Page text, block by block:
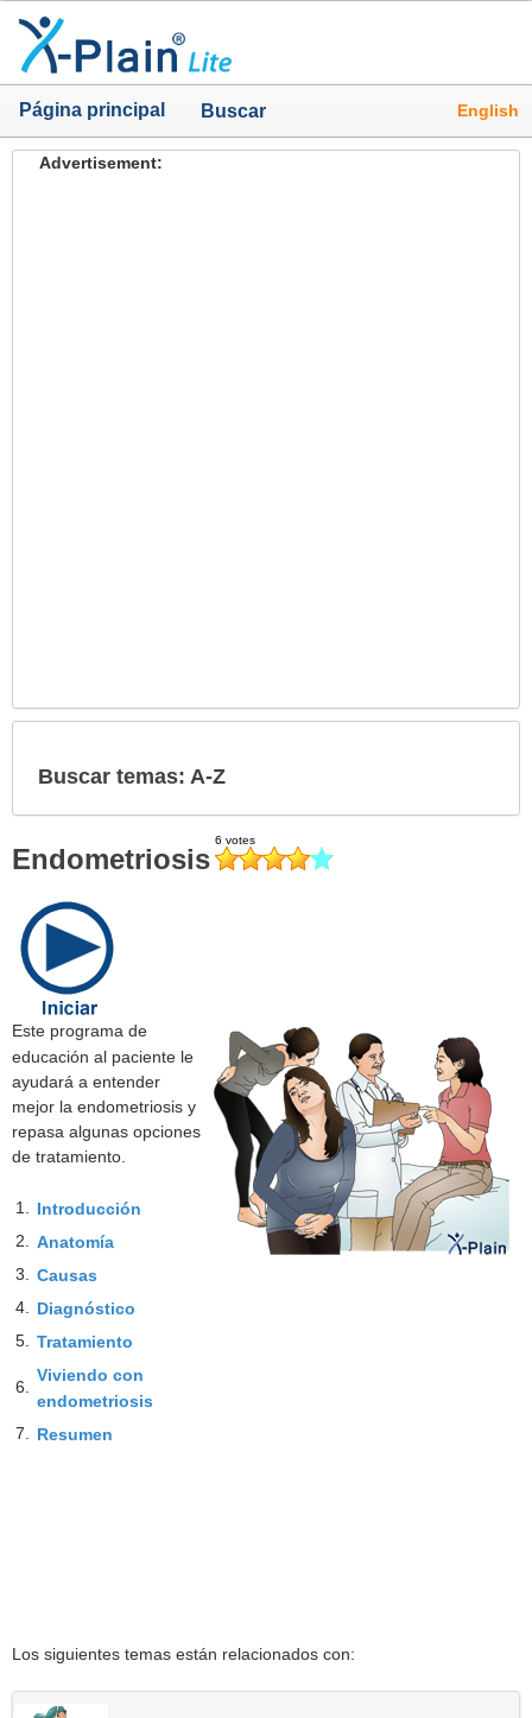
Página principal Buscar English
Advertisement:
Buscar temas: A-Z
Endometriosis
Este programa de
educación al paciente le
ayudará a entender
mejor la endometriosis y
repasa algunas opciones
de tratamiento.
1. Introducción
2. Anatomía
3. Causas
4. Diagnóstico
5. Tratamiento
6.
Viviendo con
endometriosis
7. Resumen
Los siguientes temas están relacionados con: